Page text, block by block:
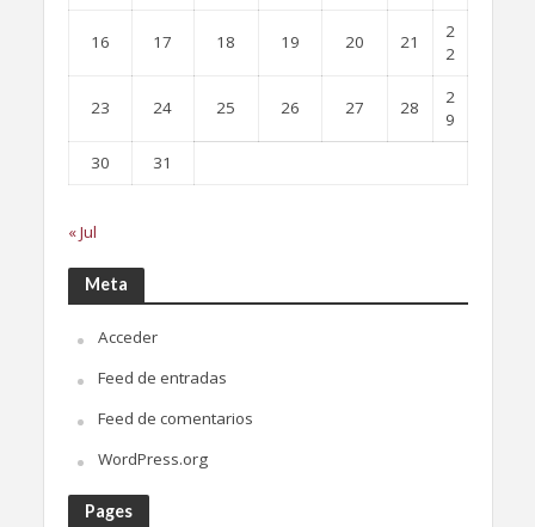
16 17 18 19 20 21
2
2
23 24 25 26 27 28
2
9
30
31
« Jul
Meta
Acceder
Feed de entradas
Feed de comentarios
WordPress.org
Pages